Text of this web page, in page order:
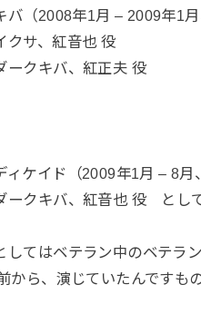
バ（2008年1月 – 2009年1
クサ、紅音也 役
ークキバ、紅正夫 役
ィケイド（2009年1月 – 8月
ークキバ、紅音也 役 とし
してはベテラン中のベテラ
から、演じていたんですも